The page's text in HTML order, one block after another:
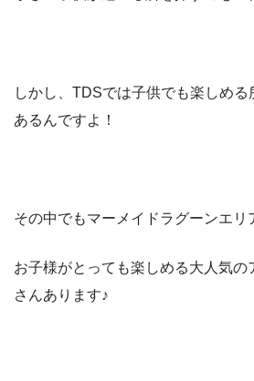
しかし、TDSでは子供でも楽しめ
あるんですよ！
その中でもマーメイドラグーンエリ
お子様がとっても楽しめる大人気の
さんあります♪